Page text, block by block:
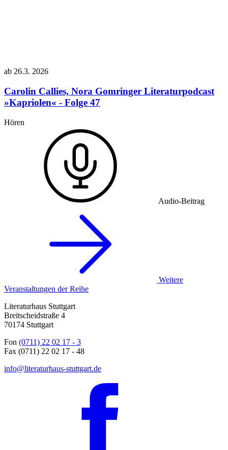
ab 26.3. 2026
Carolin Callies, Nora Gomringer Literaturpodcast
»Kapriolen« - Folge 47
Hören
Audio-Beitrag
Weitere
Veranstaltungen der Reihe
Literaturhaus Stuttgart
Breitscheidstraße 4
70174 Stuttgart
Fon (0711) 22 02 17 - 3
Fax (0711) 22 02 17 - 48
info@literaturhaus-stuttgart.de